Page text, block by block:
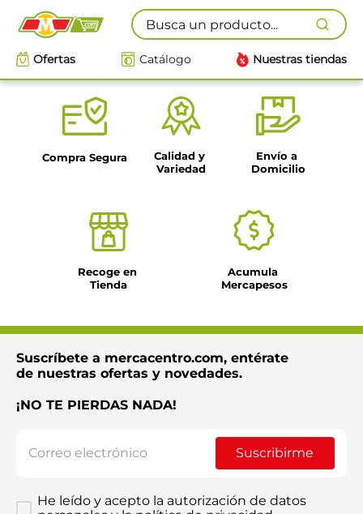
Busca un producto...
Ofertas Catálogo Nuestras tiendas
Compra Segura
Calidad y
Variedad
Envío a
Domicilio
Recoge en
Tienda
Acumula
Mercapesos
Suscríbete a mercacentro.com, entérate
de nuestras ofertas y novedades.
¡NO TE PIERDAS NADA!
Suscribirme
He leído y acepto la autorización de datos